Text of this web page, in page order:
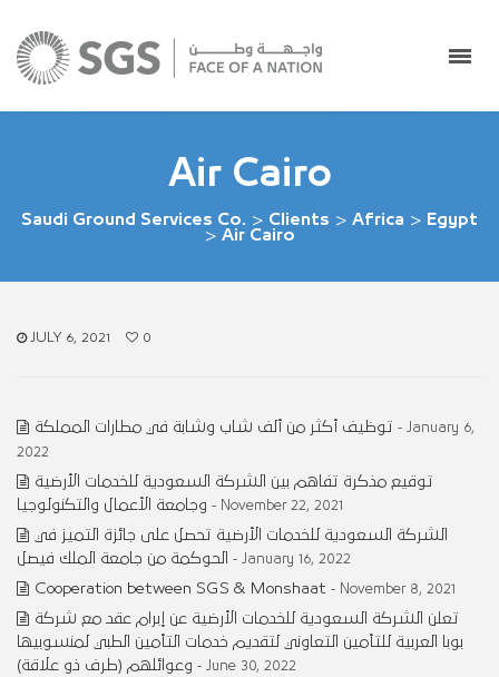
Air Cairo
Saudi Ground Services Co. > Clients > Africa > Egypt
> Air Cairo
JULY 6, 2021 0
توظيف أكثر من ألف شاب وشابة في مطارات المملكة - January 6,
2022
توقيع مذكرة تفاهم بين الشركة السعودية للخدمات الأرضية
وجامعة الأعمال والتكنولوجيا - November 22, 2021
الشركة السعودية للخدمات الأرضية تحصل على جائزة التميز في
الحوكمة من جامعة الملك فيصل
- January 16, 2022
Cooperation between SGS & Monshaat - November 8, 2021
تعلن الشركة السعودية للخدمات الأرضية عن إبرام عقد مع شركة
بوبا العربية للتأمين التعاوني لتقديم خدمات التأمين الطبي لمنسوبيها
وعوائلهم (طرف ذو علاقة) - June 30, 2022